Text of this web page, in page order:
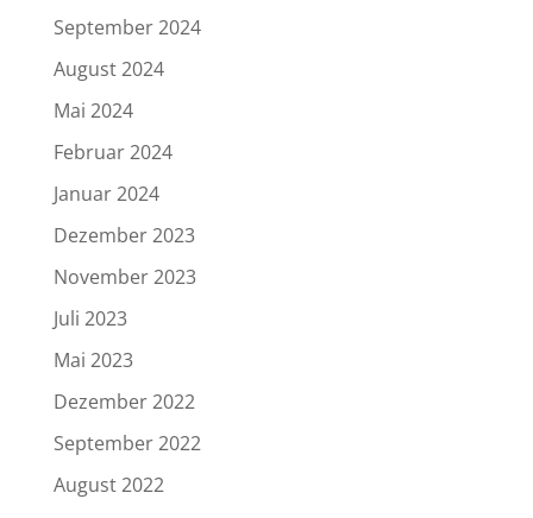
September 2024
August 2024
Mai 2024
Februar 2024
Januar 2024
Dezember 2023
November 2023
Juli 2023
Mai 2023
Dezember 2022
September 2022
August 2022